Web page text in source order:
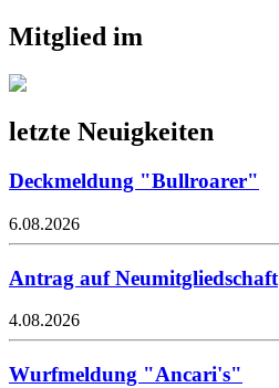
Mitglied im
letzte Neuigkeiten
Deckmeldung "Bullroarer"
6.08.2026
Antrag auf Neumitgliedschaft
4.08.2026
Wurfmeldung "Ancari's"